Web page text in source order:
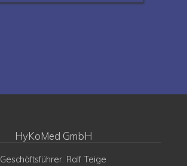
HyKoMed GmbH
Geschäftsführer: Ralf Teige